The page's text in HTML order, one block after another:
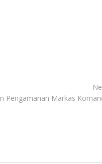
Pengamanan Markas